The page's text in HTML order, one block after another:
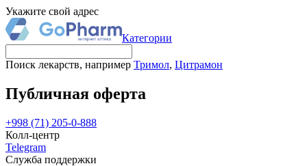
Укажите свой адрес
Категории
Поиск лекарств, например Тримол, Цитрамон
Публичная оферта
+998 (71) 205-0-888
Колл-центр
Telegram
Служба поддержки